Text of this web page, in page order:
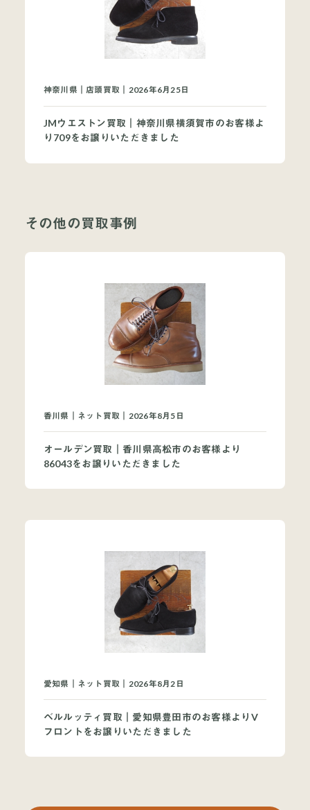
当店について よくあるご質問 お問い合わせ
オンラインショップ
神奈川県｜店頭買取｜2026年6月25日
JMウエストン買取｜神奈川県横須賀市のお客様よ
り709をお譲りいただきました
その他の買取事例
香川県｜ネット買取｜2026年8月5日
オールデン買取｜香川県高松市のお客様より
86043をお譲りいただきました
愛知県｜ネット買取｜2026年8月2日
ベルルッティ買取｜愛知県豊田市のお客様よりV
フロントをお譲りいただきました
買取ブランドページ